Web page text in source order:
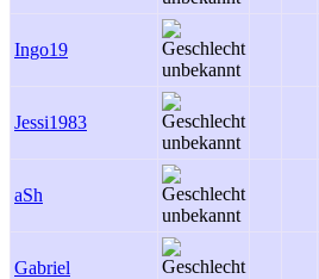
Ingo19
Jessi1983
aSh
Gabriel